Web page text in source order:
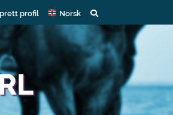
profil Norsk